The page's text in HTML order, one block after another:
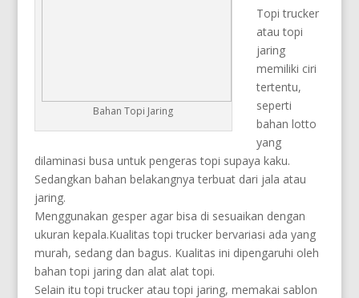
Bahan Topi Jaring
Topi trucker
atau topi
jaring
memiliki ciri
tertentu,
seperti
bahan lotto
yang
dilaminasi busa untuk pengeras topi supaya kaku.
Sedangkan bahan belakangnya terbuat dari jala atau
jaring.
Menggunakan gesper agar bisa di sesuaikan dengan
ukuran kepala.Kualitas topi trucker bervariasi ada yang
murah, sedang dan bagus. Kualitas ini dipengaruhi oleh
bahan topi jaring dan alat alat topi.
Selain itu topi trucker atau topi jaring, memakai sablon